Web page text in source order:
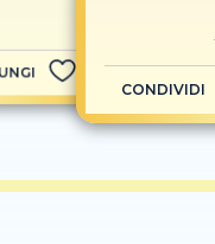
CONDIVIDI